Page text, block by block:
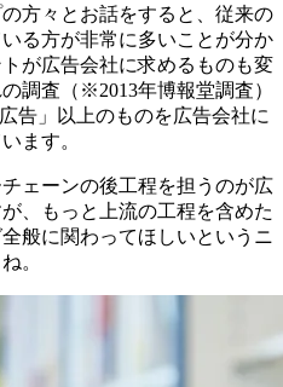
方々とお話をすると、従来の
る方が非常に多いことが分か
が広告会社に求めるものも変
調査（※2013年博報堂調査）
告」以上のものを広告会社に
ます。
ェーンの後工程を担うのが広
、もっと上流の工程を含めた
般に関わってほしいというニ
。